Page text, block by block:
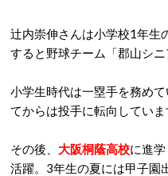
辻内崇伸さんは小学校1年生
すると野球チーム「郡山シニ
小学生時代は一塁手を務め
てからは投手に転向していま
その後、 大阪桐蔭高校に進
活躍。3年生の夏には甲子園